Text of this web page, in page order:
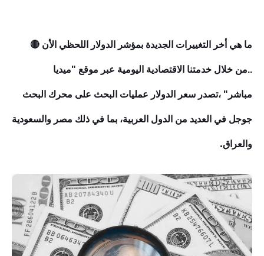
ما هي أخر التغييرات الجديدة بمؤشر الدولار اللحظي الأن 🔴
..من خلال خدمتنا الاقتصادية اليومية عبر موقع "ميديا
مباشر" ،تصدر سعر الدولار عمليات البحث على محرك البحث
جوجل في العديد من الدول العربية، بما في ذلك مصر والسعودية
والعراق.